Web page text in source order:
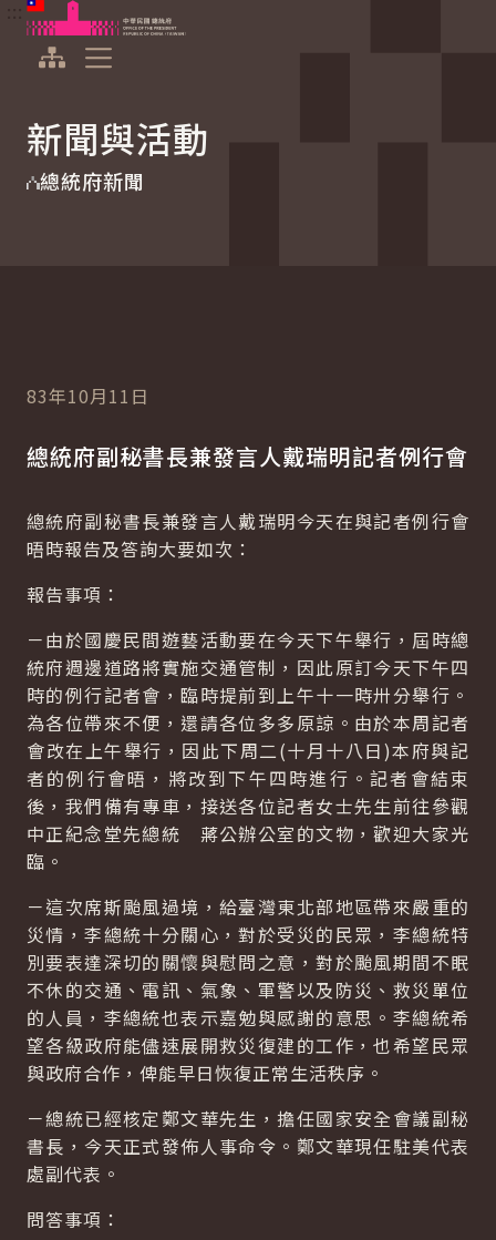
跳到主要內容
中華民國總統府
新聞與活動
總統府新聞
83年10月11日
總統府副秘書長兼發言人戴瑞明記者例行會
總統府副秘書長兼發言人戴瑞明今天在與記者例行會
晤時報告及答詢大要如次：
報告事項：
－由於國慶民間遊藝活動要在今天下午舉行，屆時總
統府週邊道路將實施交通管制，因此原訂今天下午四
時的例行記者會，臨時提前到上午十一時卅分舉行。
為各位帶來不便，還請各位多多原諒。由於本周記者
會改在上午舉行，因此下周二(十月十八日)本府與記
者的例行會晤，將改到下午四時進行。記者會結束
後，我們備有專車，接送各位記者女士先生前往參觀
中正紀念堂先總統 蔣公辦公室的文物，歡迎大家光
臨。
－這次席斯颱風過境，給臺灣東北部地區帶來嚴重的
災情，李總統十分關心，對於受災的民眾，李總統特
別要表達深切的關懷與慰問之意，對於颱風期間不眠
不休的交通、電訊、氣象、軍警以及防災、救災單位
的人員，李總統也表示嘉勉與感謝的意思。李總統希
望各級政府能儘速展開救災復建的工作，也希望民眾
與政府合作，俾能早日恢復正常生活秩序。
－總統已經核定鄭文華先生，擔任國家安全會議副秘
書長，今天正式發佈人事命令。鄭文華現任駐美代表
處副代表。
問答事項：